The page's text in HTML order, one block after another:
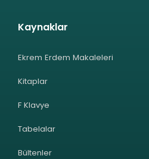
Kaynaklar
Ekrem Erdem Makaleleri
Kitaplar
F Klavye
Tabelalar
Bültenler